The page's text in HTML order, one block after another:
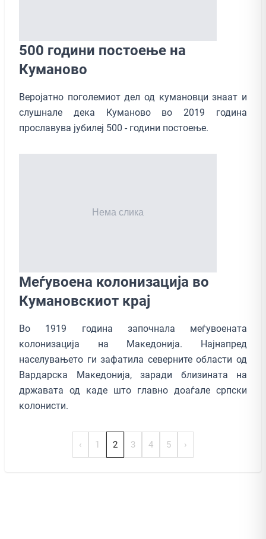
500 години постоење на
Куманово
Веројатно поголемиот дел од кумановци знаат и
слушнале дека Куманово во 2019 година
прославува јубилеј 500 - години постоење.
Меѓувоена колонизација во
Кумановскиот крај
Во 1919 година започналa меѓувоената
колонизација на Македонија. Најнапред
населувањето ги зафатила северните области од
Вардарска Македонија, заради близината на
државата од каде што главно доаѓале српски
колонисти.
‹ 1 2 3 4 5 ›